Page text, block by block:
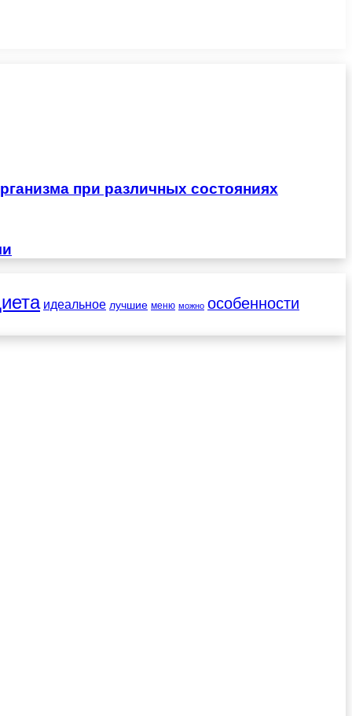
при различных состояниях
идеальное лучшие меню можно особенности